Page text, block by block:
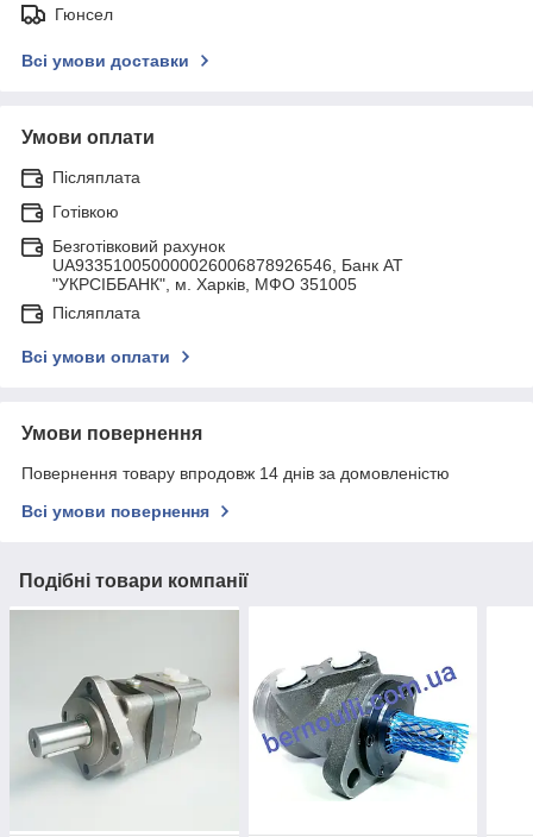
Гюнсел
Всі умови доставки
Умови оплати
Післяплата
Готівкою
Безготівковий рахунок
UA933510050000026006878926546, Банк АТ
"УКРСIББАНК", м. Харків, МФО 351005
Післяплата
Всі умови оплати
Умови повернення
Повернення товару впродовж 14 днів за домовленістю
Всі умови повернення
Подібні товари компанії